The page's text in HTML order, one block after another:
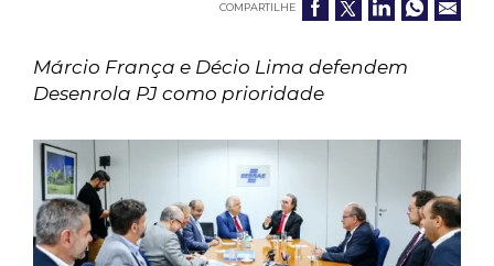
COMPARTILHE
Márcio França e Décio Lima defendem
Desenrola PJ como prioridade